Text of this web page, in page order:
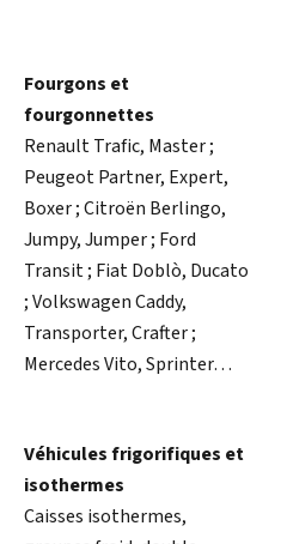
Fourgons et
fourgonnettes
Renault Trafic, Master ;
Peugeot Partner, Expert,
Boxer ; Citroën Berlingo,
Jumpy, Jumper ; Ford
Transit ; Fiat Doblò, Ducato
; Volkswagen Caddy,
Transporter, Crafter ;
Mercedes Vito, Sprinter…
Véhicules frigorifiques et
isothermes
Caisses isothermes,